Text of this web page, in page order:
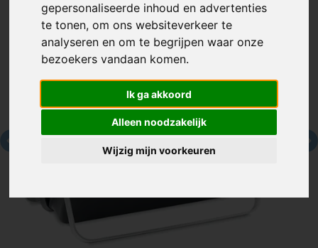
gepersonaliseerde inhoud en advertenties
te tonen, om ons websiteverkeer te
analyseren en om te begrijpen waar onze
bezoekers vandaan komen.
Ik ga akkoord
Alleen noodzakelijk
Wijzig mijn voorkeuren